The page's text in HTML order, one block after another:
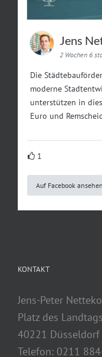
Jens
2 Wochen 6
Die
moderne
unterstützen in
Euro und
1
Auf Facebook ansehen
KONTAKT
Jens-Peter
Platz des
40221 Düsseldorf
Telefon: 0211